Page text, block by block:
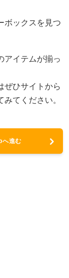
ボックスを見つ
アイテムが揃っ
ぜひサイトから
てください。
へ進む